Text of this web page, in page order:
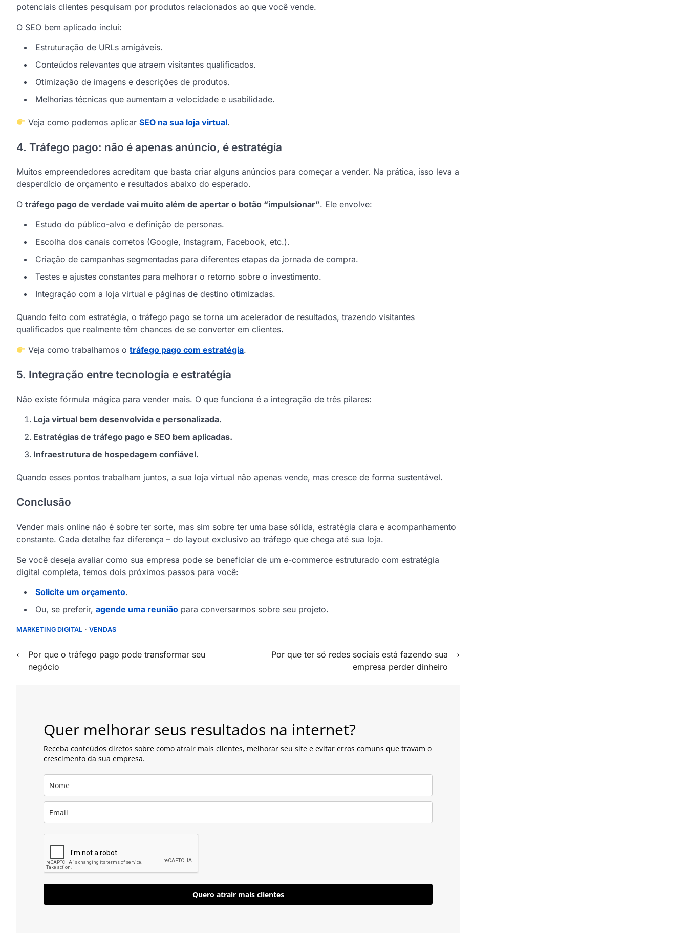
potenciais clientes pesquisam por produtos relacionados ao que você vende.
O SEO bem aplicado inclui:
Estruturação de URLs amigáveis.
Conteúdos relevantes que atraem visitantes qualificados.
Otimização de imagens e descrições de produtos.
Melhorias técnicas que aumentam a velocidade e usabilidade.
Veja como podemos aplicarSEO na sua loja virtual.
4. Tráfego pago: não é apenas anúncio, é estratégia
Muitos empreendedores acreditam que basta criar alguns anúncios para começar a vender. Na prática, isso leva a
desperdício de orçamento e resultados abaixo do esperado.
O tráfego pago de verdade vai muito além de apertar o botão “impulsionar”. Ele envolve:
Estudo do público-alvo e definição de personas.
Escolha dos canais corretos (Google, Instagram, Facebook, etc.).
Criação de campanhas segmentadas para diferentes etapas da jornada de compra.
Testes e ajustes constantes para melhorar o retorno sobre o investimento.
Integração com a loja virtual e páginas de destino otimizadas.
Quando feito com estratégia, o tráfego pago se torna um acelerador de resultados, trazendo visitantes
qualificados que realmente têm chances de se converter em clientes.
Veja como trabalhamos otráfego pago com estratégia.
5. Integração entre tecnologia e estratégia
Não existe fórmula mágica para vender mais. O que funciona é a integração de três pilares:
Loja virtual bem desenvolvida e personalizada.
Estratégias de tráfego pago e SEO bem aplicadas.
Infraestrutura de hospedagem confiável.
Quando esses pontos trabalham juntos, a sua loja virtual não apenas vende, mas cresce de forma sustentável.
Conclusão
Vender mais online não é sobre ter sorte, mas sim sobre ter uma base sólida, estratégia clara e acompanhamento
constante. Cada detalhe faz diferença – do layout exclusivo ao tráfego que chega até sua loja.
Se você deseja avaliar como sua empresa pode se beneficiar de um e-commerce estruturado com estratégia
digital completa, temos dois próximos passos para você:
Solicite um orçamento.
Ou, se preferir, agende uma reunião para conversarmos sobre seu projeto.
MARKETING DIGITAL VENDAS
Navegação
⟵Por que o tráfego pago pode transformar seu
negócio
Por que ter só redes sociais está fazendo sua
empresa perder dinheiro
⟶
Quer melhorar seus resultados na internet?
Receba conteúdos diretos sobre como atrair mais clientes, melhorar seu site e evitar erros comuns que travam o
crescimento da sua empresa.
Quero atrair mais clientes